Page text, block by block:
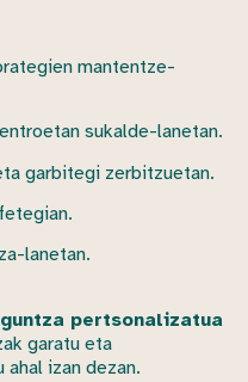
mantentze-
sukalde-lanetan.
garbitegi zerbitzuetan.
lanetan.
pertsonalizatua
garatu eta
izan dezan.